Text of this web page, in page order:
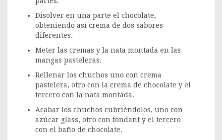
Disolver en una parte el chocolate,
obteniendo así crema de dos sabores
diferentes.
Meter las cremas y la nata montada en las
mangas pasteleras.
Rellenar los chuchos uno con crema
pastelera, otro con la crema de chocolate y el
tercero con la nata montada.
Acabar los chuchos cubriéndolos, uno con
azúcar glass, otro con fondant y el tercero
con el baño de chocolate.